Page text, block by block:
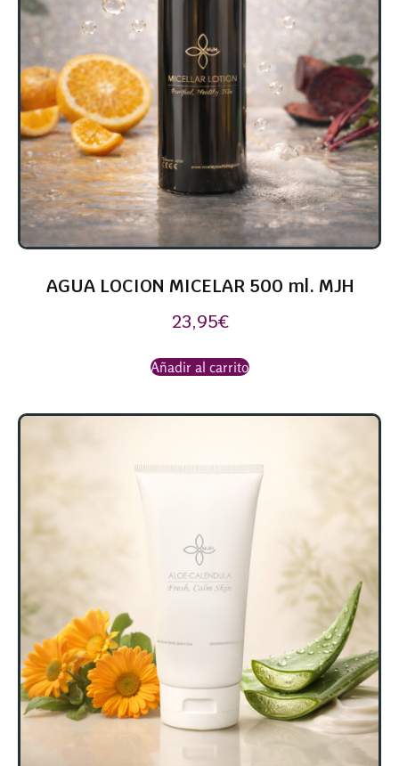
AGUA LOCION MICELAR 500 ml. MJH
23,95€
Añadir al carrito